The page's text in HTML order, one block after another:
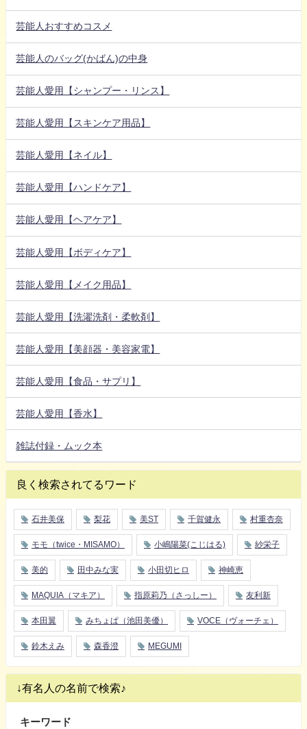
芸能人おすすめコスメ
芸能人のバッグ(かばん)の中身
芸能人愛用【シャンプー・リンス】
芸能人愛用【スキンケア用品】
芸能人愛用【ネイル】
芸能人愛用【ハンドケア】
芸能人愛用【ヘアケア】
芸能人愛用【ボディケア】
芸能人愛用【メイク用品】
芸能人愛用【洗濯洗剤・柔軟剤】
芸能人愛用【美顔器・美容家電】
芸能人愛用【食品・サプリ】
芸能人愛用【香水】
雑誌付録・ムック本
良く検索されてるワード
石井美保 梨花 美ST 千賀健永 村重杏奈
モモ（twice・MISAMO） 小嶋陽菜(こじはる) 紗栄子
美的 田中みな実 小田切ヒロ 神崎恵
MAQUIA（マキア） 指原莉乃（さっしー） 友利新
本田翼 みちょぱ（池田美優） VOCE（ヴォーチェ）
鈴木えみ 森香澄 MEGUMI
↓有名人の名前で検索♪
キーワード